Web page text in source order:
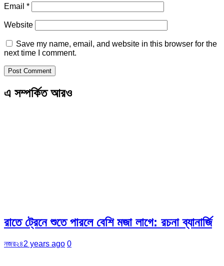
Email *
Website
Save my name, email, and website in this browser for the
next time I comment.
এ সম্পর্কিত আরও
রাতে ট্রেনে শুতে পারলে বেশি মজা লাগে: রচনা ব্যানার্জি
নজর২৪2 years ago 0